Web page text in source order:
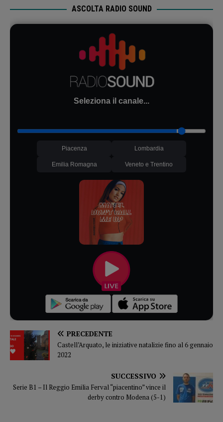
ASCOLTA RADIO SOUND
Seleziona il canale...
Piacenza Lombardia
Emilia Romagna Veneto e Trentino
PRECEDENTE
Castell’Arquato, le iniziative natalizie fino al 6 gennaio
2022
SUCCESSIVO
Serie B1 – Il Reggio Emilia Ferval “piacentino” vince il
derby contro Modena (5-1)